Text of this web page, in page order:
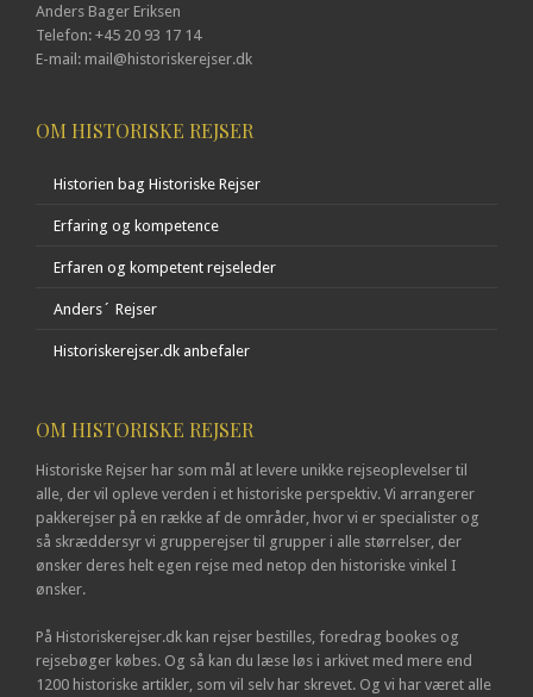
Anders Bager Eriksen
Telefon: +45 20 93 17 14
E-mail: mail@historiskerejser.dk
OM HISTORISKE REJSER
Historien bag Historiske Rejser
Erfaring og kompetence
Erfaren og kompetent rejseleder
Anders´ Rejser
Historiskerejser.dk anbefaler
OM HISTORISKE REJSER
Historiske Rejser har som mål at levere unikke rejseoplevelser til
alle, der vil opleve verden i et historiske perspektiv. Vi arrangerer
pakkerejser på en række af de områder, hvor vi er specialister og
så skræddersyr vi grupperejser til grupper i alle størrelser, der
ønsker deres helt egen rejse med netop den historiske vinkel I
ønsker.
På Historiskerejser.dk kan rejser bestilles, foredrag bookes og
rejsebøger købes. Og så kan du læse løs i arkivet med mere end
1200 historiske artikler, som vil selv har skrevet. Og vi har været alle